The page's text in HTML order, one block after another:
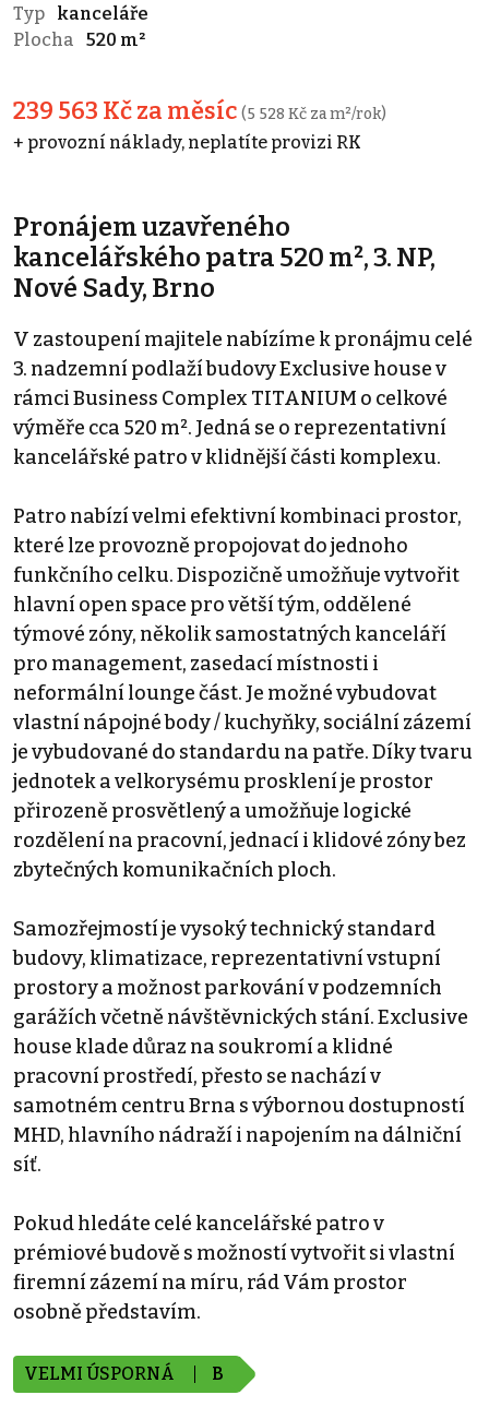
Typ
kanceláře
Plocha
520 m²
239 563 Kč za měsíc (5 528 Kč za m²/rok)
+ provozní náklady, neplatíte provizi RK
Pronájem uzavřeného
kancelářského patra 520 m², 3. NP,
Nové Sady, Brno
V zastoupení majitele nabízíme k pronájmu celé
3. nadzemní podlaží budovy Exclusive house v
rámci Business Complex TITANIUM o celkové
výměře cca 520 m². Jedná se o reprezentativní
kancelářské patro v klidnější části komplexu.
Patro nabízí velmi efektivní kombinaci prostor,
které lze provozně propojovat do jednoho
funkčního celku. Dispozičně umožňuje vytvořit
hlavní open space pro větší tým, oddělené
týmové zóny, několik samostatných kanceláří
pro management, zasedací místnosti i
neformální lounge část. Je možné vybudovat
vlastní nápojné body / kuchyňky, sociální zázemí
je vybudované do standardu na patře. Díky tvaru
jednotek a velkorysému prosklení je prostor
přirozeně prosvětlený a umožňuje logické
rozdělení na pracovní, jednací i klidové zóny bez
zbytečných komunikačních ploch.
Samozřejmostí je vysoký technický standard
budovy, klimatizace, reprezentativní vstupní
prostory a možnost parkování v podzemních
garážích včetně návštěvnických stání. Exclusive
house klade důraz na soukromí a klidné
pracovní prostředí, přesto se nachází v
samotném centru Brna s výbornou dostupností
MHD, hlavního nádraží i napojením na dálniční
síť.
Pokud hledáte celé kancelářské patro v
prémiové budově s možností vytvořit si vlastní
firemní zázemí na míru, rád Vám prostor
osobně představím.
VELMI ÚSPORNÁ B